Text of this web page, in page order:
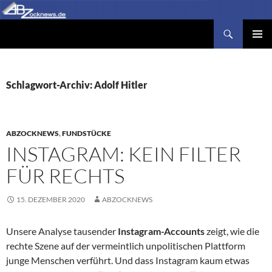
Zum
Inhalt
Schlagwort-Archiv: Adolf Hitler
ABZOCKNEWS,FUNDSTÜCKE
INSTAGRAM: KEIN FILTER
FÜR RECHTS
15. DEZEMBER 2020 ABZOCKNEWS
Unsere Analyse tausender Instagram-Accountszeigt, wie die
rechte Szene auf der vermeintlich unpolitischen Plattform
junge Menschen verführt. Und dass Instagram kaum etwas